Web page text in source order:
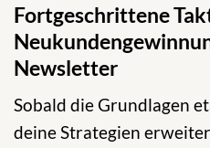
Fortgeschrittene
Newsletter
Sobald die Grundlagen
deine Strategien